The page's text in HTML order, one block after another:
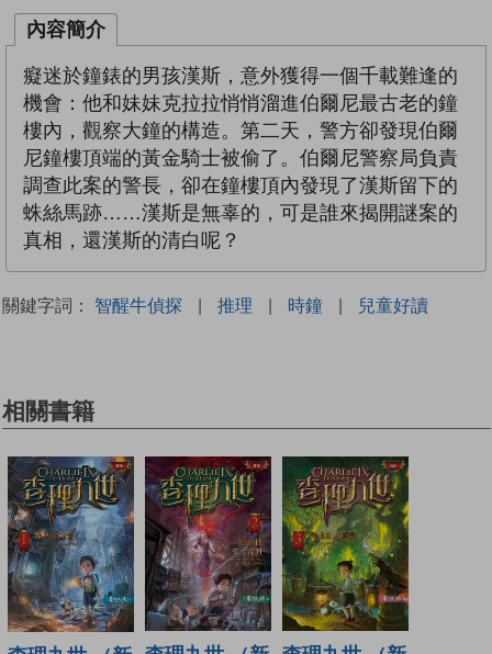
內容簡介
癡迷於鐘錶的男孩漢斯，意外獲得一個千載難逢的
機會：他和妹妹克拉拉悄悄溜進伯爾尼最古老的鐘
樓內，觀察大鐘的構造。第二天，警方卻發現伯爾
尼鐘樓頂端的黃金騎士被偷了。伯爾尼警察局負責
調查此案的警長，卻在鐘樓頂內發現了漢斯留下的
蛛絲馬跡……漢斯是無辜的，可是誰來揭開謎案的
真相，還漢斯的清白呢？
關鍵字詞： 智醒牛偵探 | 推理 | 時鐘 | 兒童好讀
相關書籍